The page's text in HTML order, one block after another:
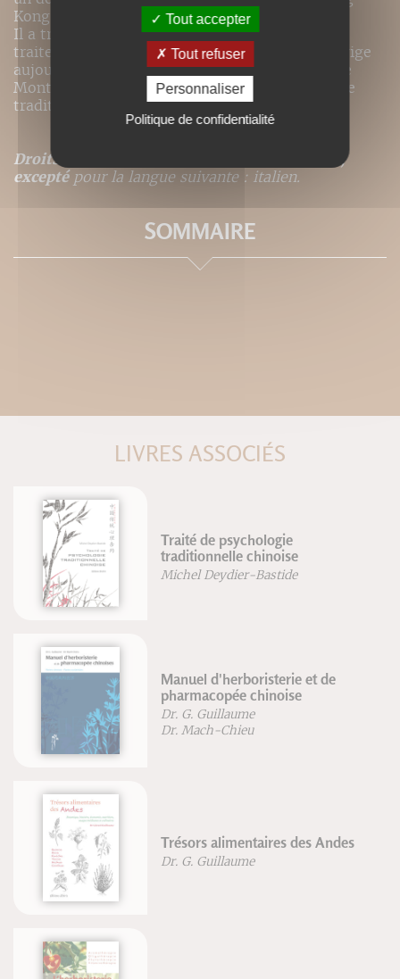
Kong.
Il a travaillé pendant plusieurs années sur le
traitement de la douleur par acupuncture et dirige
aujourd’hui le Collège de médecine orientale de
Montpellier, où il exerce également la médecine
traditionnelle chinoise.
Droits de traduction disponibles pour ce titre,
exceptépour la langue suivante : italien.
SOMMAIRE
LIVRES ASSOCIÉS
Traité de psychologie
traditionnelle chinoise
Michel Deydier-Bastide
Manuel d'herboristerie et de
pharmacopée chinoise
Dr. G. Guillaume
Dr. Mach-Chieu
Trésors alimentaires des Andes
Dr. G. Guillaume
Tout accepter
Tout refuser
Personnaliser
Politique de confidentialité